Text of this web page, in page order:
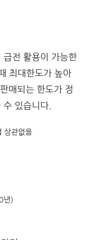
전 활용이 가능한
최대한도가 높아
매되는 한도가 정
있습니다.
상관없음
년)